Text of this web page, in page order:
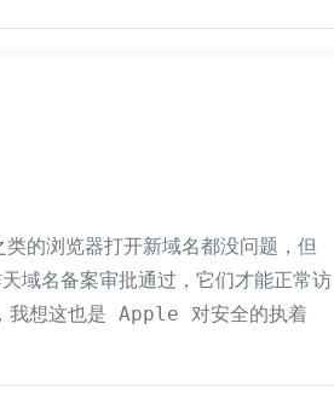
的浏览器打开新域名都没问题，但
名备案审批通过，它们才能正常访
我想这也是 Apple 对安全的执着